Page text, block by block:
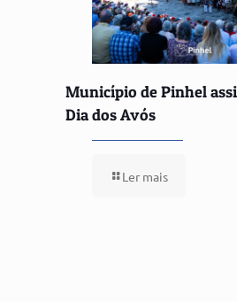
Município de Pinhel
Dia dos Avós
Ler mais